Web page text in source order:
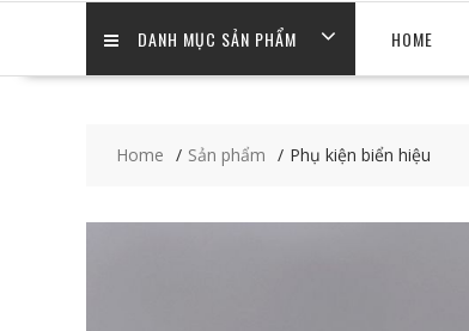
DANH MỤC SẢN PHẨM HOME
Home Sản phẩm Phụ kiện biển hiệu